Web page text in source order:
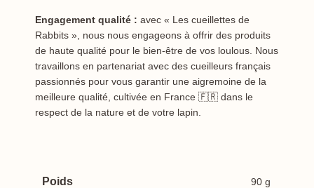
Engagement qualité : avec « Les cueillettes de
Rabbits », nous nous engageons à offrir des produits
de haute qualité pour le bien-être de vos loulous. Nous
travaillons en partenariat avec des cueilleurs français
passionnés pour vous garantir une aigremoine de la
meilleure qualité, cultivée en France 🇫🇷 dans le
respect de la nature et de votre lapin.
Poids 90 g